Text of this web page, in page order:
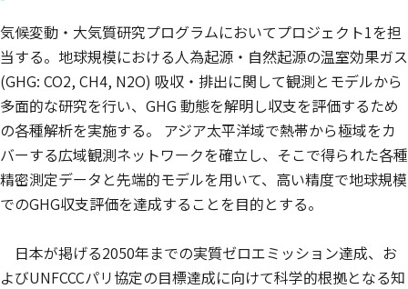
気候変動・大気質研究プログラムにおいてプロジェクト1を担
当する。地球規模における人為起源・自然起源の温室効果ガス
(GHG: CO2, CH4, N2O) 吸収・排出に関して観測とモデルから
多面的な研究を行い、GHG 動態を解明し収支を評価するため
の各種解析を実施する。 アジア太平洋域で熱帯から極域をカ
バーする広域観測ネットワークを確立し、そこで得られた各種
精密測定データと先端的モデルを用いて、高い精度で地球規模
でのGHG収支評価を達成することを目的とする。
日本が掲げる2050年までの実質ゼロエミッション達成、お
よびUNFCCCパリ協定の目標達成に向けて科学的根拠となる知